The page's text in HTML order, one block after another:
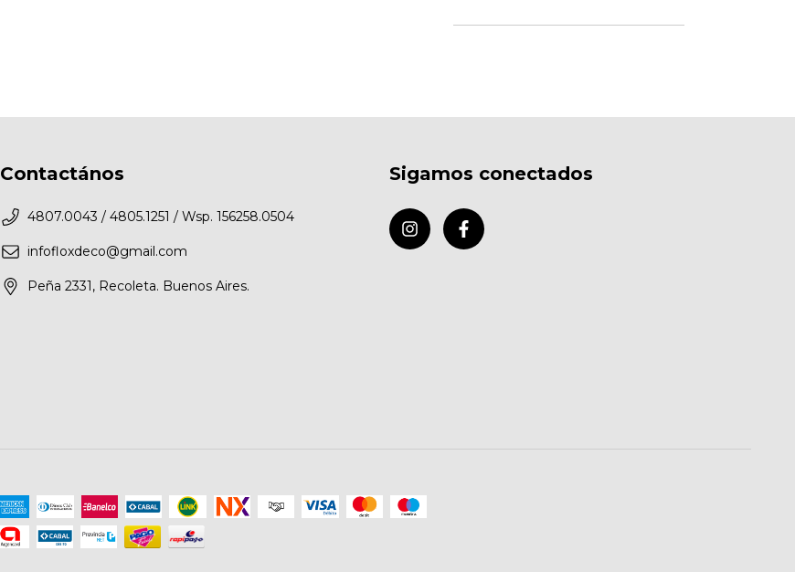
Contactános
4807.0043 / 4805.1251 / Wsp. 156258.0504
infofloxdeco@gmail.com
Peña 2331, Recoleta. Buenos Aires.
Sigamos conectados